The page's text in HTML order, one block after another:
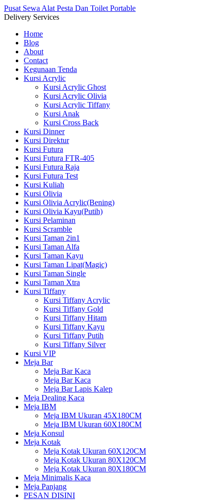
Pusat Sewa Alat Pesta Dan Toilet Portable
Delivery Services
Home
Blog
About
Contact
Kegunaan Tenda
Kursi Acrylic
Kursi Acrylic Ghost
Kursi Acrylic Olivia
Kursi Acrylic Tiffany
Kursi Anak
Kursi Cross Back
Kursi Dinner
Kursi Direktur
Kursi Futura
Kursi Futura FTR-405
Kursi Futura Raja
Kursi Futura Test
Kursi Kuliah
Kursi Olivia
Kursi Olivia Acrylic(Bening)
Kursi Olivia Kayu(Putih)
Kursi Pelaminan
Kursi Scramble
Kursi Taman 2in1
Kursi Taman Alfa
Kursi Taman Kayu
Kursi Taman Lipat(Magic)
Kursi Taman Single
Kursi Taman Xtra
Kursi Tiffany
Kursi Tiffany Acrylic
Kursi Tiffany Gold
Kursi Tiffany Hitam
Kursi Tiffany Kayu
Kursi Tiffany Putih
Kursi Tiffany Silver
Kursi VIP
Meja Bar
Meja Bar Kaca
Meja Bar Kaca
Meja Bar Lapis Kalep
Meja Dealing Kaca
Meja IBM
Meja IBM Ukuran 45X180CM
Meja IBM Ukuran 60X180CM
Meja Konsul
Meja Kotak
Meja Kotak Ukuran 60X120CM
Meja Kotak Ukuran 80X120CM
Meja Kotak Ukuran 80X180CM
Meja Minimalis Kaca
Meja Panjang
PESAN DISINI